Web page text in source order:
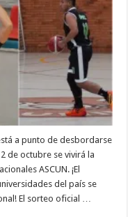
a punto de desbordarse
de octubre se vivirá la
ASCUN. ¡El
del país se
El sorteo oficial …